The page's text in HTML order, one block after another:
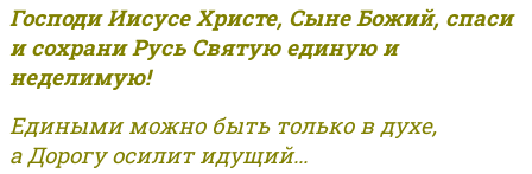
Господи Иисусе Христе, Сыне Божий, спаси
и сохрани Русь Святую единую и
неделимую!
Едиными можно быть только в духе,
а Дорогу осилит идущий...